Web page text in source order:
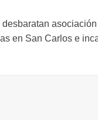
en San Carlos e